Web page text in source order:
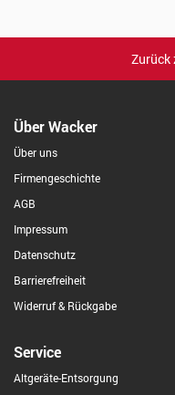
Zurück
Über Wacker
Über uns
Firmengeschichte
AGB
Impressum
Datenschutz
Barrierefreiheit
Widerruf & Rückgabe
Service
Altgeräte-Entsorgung